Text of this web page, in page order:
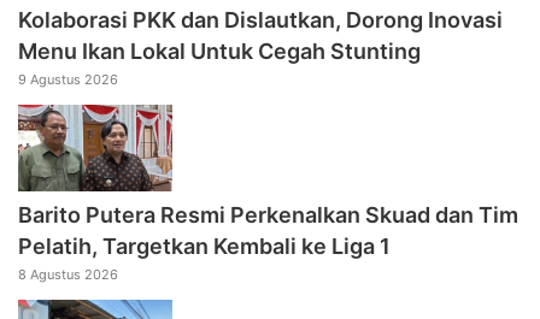
Kolaborasi PKK dan Dislautkan, Dorong Inovasi
Menu Ikan Lokal Untuk Cegah Stunting
9 Agustus 2026
Barito Putera Resmi Perkenalkan Skuad dan Tim
Pelatih, Targetkan Kembali ke Liga 1
8 Agustus 2026